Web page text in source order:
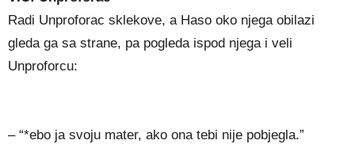
Radi Unproforac sklekove, a Haso oko njega obilazi
gleda ga sa strane, pa pogleda ispod njega i veli
Unproforcu:
– “*ebo ja svoju mater, ako ona tebi nije pobjegla.”